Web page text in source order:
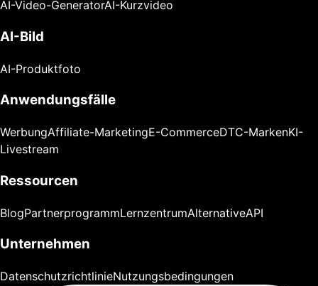
AI-Video-GeneratorAI-Kurzvideo
AI-Bild
AI-Produktfoto
Anwendungsfälle
WerbungAffiliate-MarketingE-CommerceDTC-MarkenKI-
Livestream
Ressourcen
BlogPartnerprogrammLernzentrumAlternativeAPI
Unternehmen
DatenschutzrichtlinieNutzungsbedingungen